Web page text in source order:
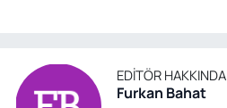
EDITÖR HAKKINDA
Furkan Bahat